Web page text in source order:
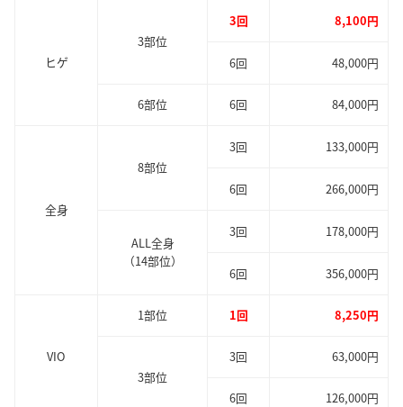
ヒゲ
3部位
3回 8,100円
6回 48,000円
6部位 6回 84,000円
全身
8部位
3回 133,000円
6回 266,000円
ALL全身
（14部位）
3回 178,000円
6回 356,000円
VIO
1部位 1回 8,250円
3部位
3回 63,000円
6回 126,000円